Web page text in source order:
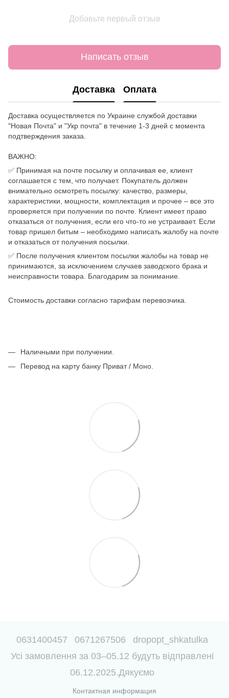
Добавьте первый отзыв
Написать отзыв
Доставка Оплата
Доставка осуществляется по Украине службой доставки
"Новая Почта" и "Укр почта" в течение 1-3 дней с момента
подтверждения заказа.
ВАЖНО:
✅ Принимая на почте посылку и оплачивая ее, клиент
соглашается с тем, что получает. Покупатель должен
внимательно осмотреть посылку: качество, размеры,
характеристики, мощности, комплектация и прочее – все это
проверяется при получении по почте. Клиент имеет право
отказаться от получения, если его что-то не устраивает. Если
товар пришел битым – необходимо написать жалобу на почте
и отказаться от получения посылки.
✅ После получения клиентом посылки жалобы на товар не
принимаются, за исключением случаев заводского брака и
неисправности товара. Благодарим за понимание.
Стоимость доставки согласно тарифам перевозчика.
Наличными при получении.
Перевод на карту банку Приват / Моно.
0631400457 0671267506
dropopt_shkatulka
Усі замовлення за 03–05.12 будуть відправлені
06.12.2025.Дякуємо
Контактная информация